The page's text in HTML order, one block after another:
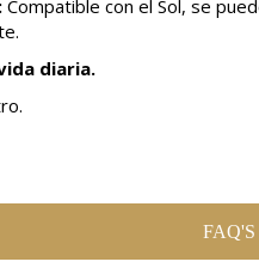
Compatible con el Sol, se
diaria.
FAQ'S